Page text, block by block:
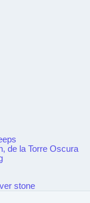
de la Torre Oscura
stone